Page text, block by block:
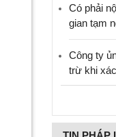
Có phải
gian tạm
Công ty
trừ khi